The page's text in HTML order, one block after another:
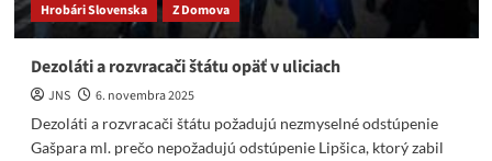
Hrobári Slovenska Z Domova
Dezoláti a rozvracači štátu opäť v uliciach
JNS
6. novembra 2025
Dezoláti a rozvracači štátu požadujú nezmyselné odstúpenie
Gašpara ml. prečo nepožadujú odstúpenie Lipšica, ktorý zabil